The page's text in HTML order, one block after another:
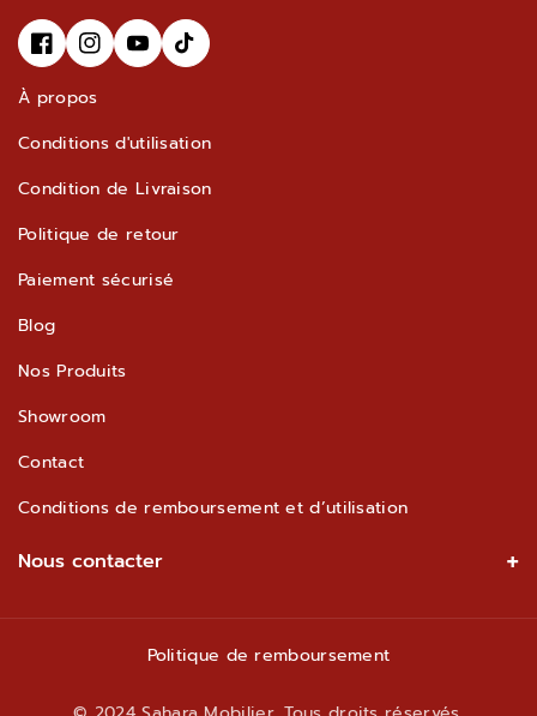
R
é
f
B
3
4
0
A
D
B
3
F
A
C
O
K
I
N
S
R
M
Y
U
E
T
K
À propos
Conditions d'utilisation
Condition de Livraison
Politique de retour
Paiement sécurisé
Blog
Nos Produits
Showroom
Contact
Conditions de remboursement et d’utilisation
Nous contacter
Politique de remboursement